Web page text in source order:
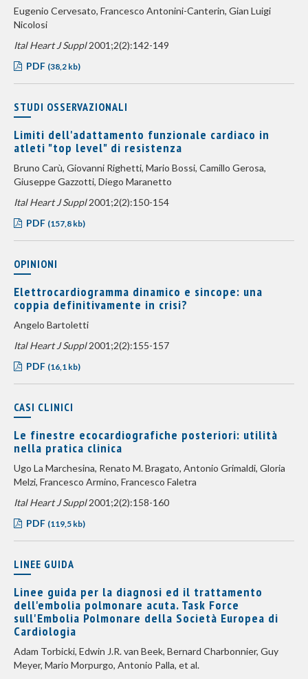
Eugenio Cervesato, Francesco Antonini-Canterin, Gian Luigi
Nicolosi
Ital Heart J Suppl2001;2(2):142-149
PDF (38,2 kb)
STUDI OSSERVAZIONALI
Limiti dell'adattamento funzionale cardiaco in
atleti "top level" di resistenza
Bruno Carù, Giovanni Righetti, Mario Bossi, Camillo Gerosa,
Giuseppe Gazzotti, Diego Maranetto
Ital Heart J Suppl2001;2(2):150-154
PDF (157,8 kb)
OPINIONI
Elettrocardiogramma dinamico e sincope: una
coppia definitivamente in crisi?
Angelo Bartoletti
Ital Heart J Suppl2001;2(2):155-157
PDF (16,1 kb)
CASI CLINICI
Le finestre ecocardiografiche posteriori: utilità
nella pratica clinica
Ugo La Marchesina, Renato M. Bragato, Antonio Grimaldi, Gloria
Melzi, Francesco Armino, Francesco Faletra
Ital Heart J Suppl2001;2(2):158-160
PDF (119,5 kb)
LINEE GUIDA
Linee guida per la diagnosi ed il trattamento
dell'embolia polmonare acuta. Task Force
sull'Embolia Polmonare della Società Europea di
Cardiologia
Adam Torbicki, Edwin J.R. van Beek, Bernard Charbonnier, Guy
Meyer, Mario Morpurgo, Antonio Palla, et al.